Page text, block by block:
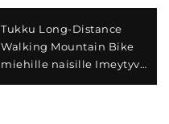
Tukku Long-Distance
Walking Mountain Bike
miehille naisille Imeytyvä
jousipyörä muuttuvalla